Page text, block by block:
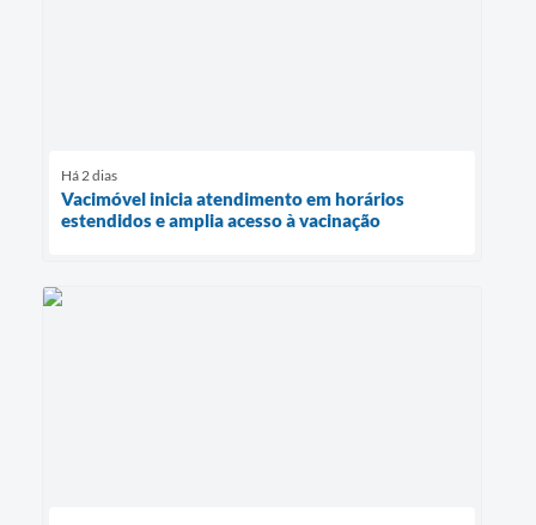
Há 2 dias
Vacimóvel inicia atendimento em horários
estendidos e amplia acesso à vacinação